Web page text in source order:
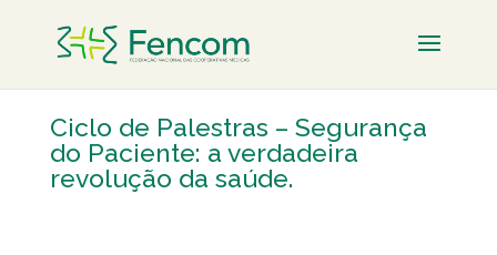
Ciclo de Palestras – Segurança
do Paciente: a verdadeira
revolução da saúde.